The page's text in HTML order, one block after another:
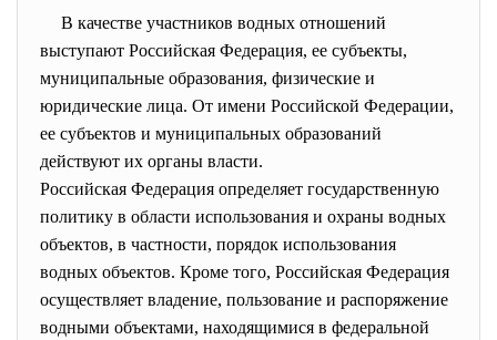
В качестве участников водных отношений
выступают Российская Федерация, ее субъекты,
муниципальные образования, физические и
юридические лица. От имени Российской Федерации,
ее субъектов и муниципальных образований
действуют их органы власти.
Российская Федерация определяет государственную
политику в области использования и охраны водных
объектов, в частности, порядок использования
водных объектов. Кроме того, Российская Федерация
осуществляет владение, пользование и распоряжение
водными объектами, находящимися в федеральной